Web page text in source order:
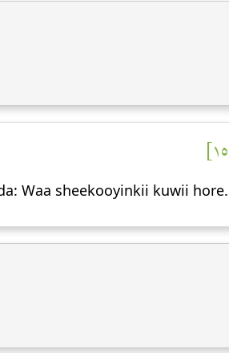
Waa sheekooyinkii kuwii hore.